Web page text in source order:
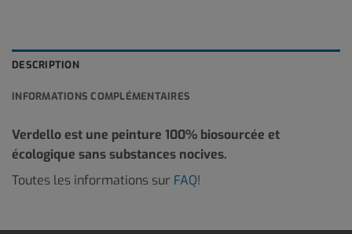
DESCRIPTION
INFORMATIONS COMPLÉMENTAIRES
Verdello est une peinture 100% biosourcée et
écologique sans substances nocives.
Toutes les informations sur FAQ!